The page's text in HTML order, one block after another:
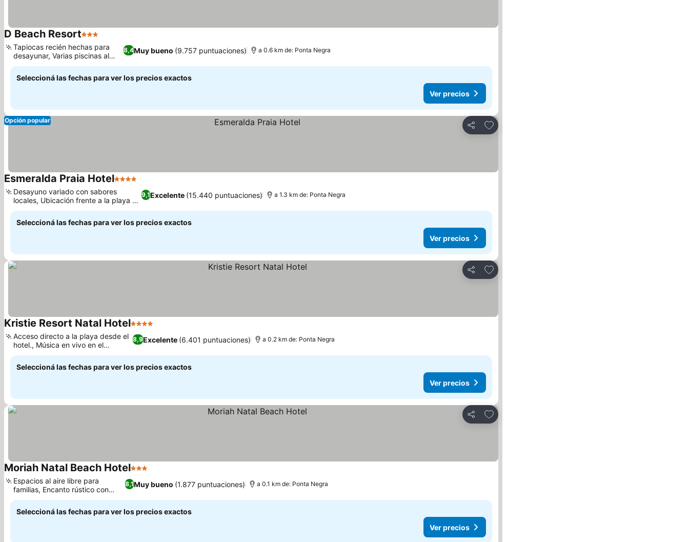
D Beach Resort3 Estrellas
8,4Muy bueno (9.757 puntuaciones)
Tapiocas recién hechas para
desayunar, Varias piscinas al
aire libre
a 0.6 km de: Ponta Negra
Seleccioná las fechas para ver los precios exactos
Ver precios
Compartir
Añadir a favoritos
Opción popular
Esmeralda Praia Hotel4 Estrellas
9,1Excelente (15.440 puntuaciones)
Desayuno variado con sabores
locales, Ubicación frente a la playa de
Ponta Negra
a 1.3 km de: Ponta Negra
Seleccioná las fechas para ver los precios exactos
Ver precios
Compartir
Añadir a favoritos
Kristie Resort Natal Hotel4 Estrellas
8,9Excelente (6.401 puntuaciones)
Acceso directo a la playa desde el
hotel., Música en vivo en el
restaurante
a 0.2 km de: Ponta Negra
Seleccioná las fechas para ver los precios exactos
Ver precios
Compartir
Añadir a favoritos
Moriah Natal Beach Hotel3 Estrellas
8,1Muy bueno (1.877 puntuaciones)
Espacios al aire libre para
familias, Encanto rústico con
vistas al mar
a 0.1 km de: Ponta Negra
Seleccioná las fechas para ver los precios exactos
Ver precios